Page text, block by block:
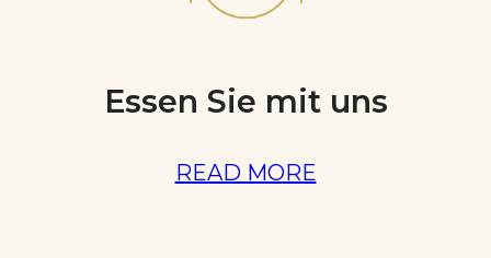
Essen Sie mit uns
READ MORE